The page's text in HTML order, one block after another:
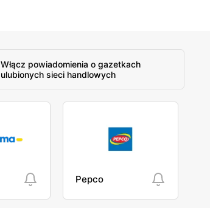
Włącz powiadomienia o gazetkach
ulubionych sieci handlowych
Pepco